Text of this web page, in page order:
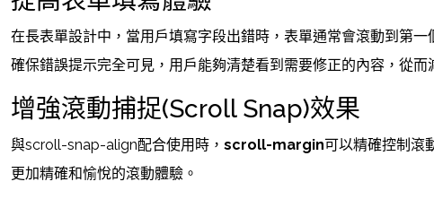
在長表單設計中，當用戶填寫字段出錯時，表單通常會滾動到第
確保錯誤提示完全可見，用戶能夠清楚看到需要修正的內容，從而
增強滾動捕捉(Scroll Snap)效果
與scroll-snap-align配合使用時， scroll-margin可以精確控制滾
更加精確和愉悅的滾動體驗。